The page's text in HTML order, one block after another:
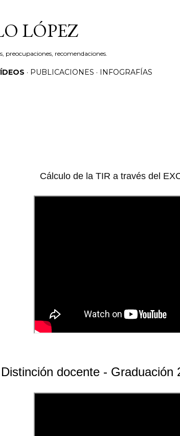
LÓPEZ
preocupaciones, recomendaciones.
PUBLICACIONES INFOGRAFÍAS
Cálculo de la TIR a través del
Distinción docente - Graduación